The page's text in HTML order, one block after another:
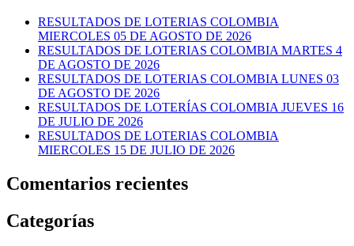
RESULTADOS DE LOTERIAS COLOMBIA
MIERCOLES 05 DE AGOSTO DE 2026
RESULTADOS DE LOTERIAS COLOMBIA MARTES 4
DE AGOSTO DE 2026
RESULTADOS DE LOTERIAS COLOMBIA LUNES 03
DE AGOSTO DE 2026
RESULTADOS DE LOTERÍAS COLOMBIA JUEVES 16
DE JULIO DE 2026
RESULTADOS DE LOTERIAS COLOMBIA
MIERCOLES 15 DE JULIO DE 2026
Comentarios recientes
Categorías